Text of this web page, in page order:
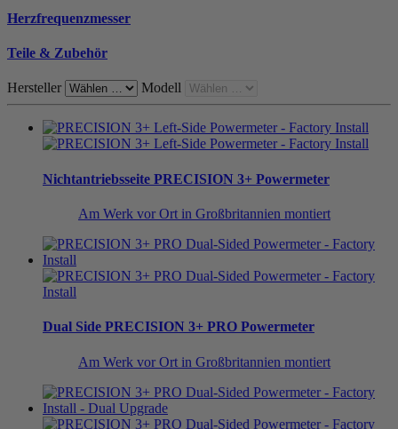
Herzfrequenzmesser
Teile & Zubehör
Hersteller Modell
Nichtantriebsseite PRECISION 3+ Powermeter
Am Werk vor Ort in Großbritannien montiert
Dual Side PRECISION 3+ PRO Powermeter
Am Werk vor Ort in Großbritannien montiert